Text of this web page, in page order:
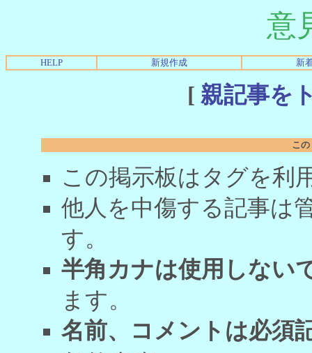
意
HELP 新規作成 新
[ 親記事を
こ
この掲示板はタグを利
他人を中傷する記事は
す。
半角カナは使用しない
ます。
名前、コメントは必須